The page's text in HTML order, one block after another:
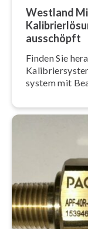
Westland
ausschöpft
Finden Sie
sys­tem mit